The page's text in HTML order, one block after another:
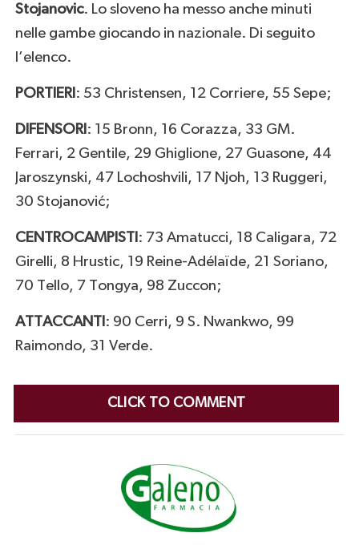
Stojanovic. Lo sloveno ha messo anche minuti
nelle gambe giocando in nazionale. Di seguito
l’elenco.
PORTIERI : 53 Christensen, 12 Corriere, 55 Sepe;
DIFENSORI : 15 Bronn, 16 Corazza, 33 GM.
Ferrari, 2 Gentile, 29 Ghiglione, 27 Guasone, 44
Jaroszynski, 47 Lochoshvili, 17 Njoh, 13 Ruggeri,
30 Stojanović;
CENTROCAMPISTI : 73 Amatucci, 18 Caligara, 72
Girelli, 8 Hrustic, 19 Reine-Adélaïde, 21 Soriano,
70 Tello, 7 Tongya, 98 Zuccon;
ATTACCANTI : 90 Cerri, 9 S. Nwankwo, 99
Raimondo, 31 Verde.
CLICK TO COMMENT